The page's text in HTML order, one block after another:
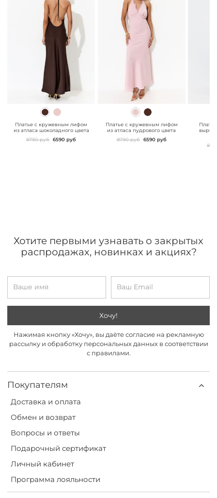
" class="js-prevent-
Платье с кружевным лифом
из атласа шоколадного цвета
8790 руб 6590 руб
" class="js-prevent-
Платье с кружевным лифом
из атласа пудрового цвета
8790 руб 6590 руб
Покупателям
Доставка и оплата
Обмен и возврат
Вопросы и ответы
Подарочный сертификат
Личный кабинет
Программа лояльности
Хотите первыми узнавать о закрытых
распродажах, новинках и акциях?
Хочу!
Нажимая кнопку «Хочу», вы даёте согласие на рекламную
рассылку и обработку персональных данных в соответствии
с правилами.